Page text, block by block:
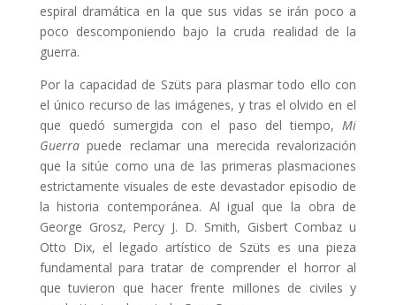
espiral dramática en la que sus vidas se irán poco a
poco descomponiendo bajo la cruda realidad de la
guerra.
Por la capacidad de Szüts para plasmar todo ello con
el único recurso de las imágenes, y tras el olvido en el
que quedó sumergida con el paso del tiempo, Mi
Guerrapuede reclamar una merecida revalorización
que la sitúe como una de las primeras plasmaciones
estrictamente visuales de este devastador episodio de
la historia contemporánea. Al igual que la obra de
George Grosz, Percy J. D. Smith, Gisbert Combaz u
Otto Dix, el legado artístico de Szüts es una pieza
fundamental para tratar de comprender el horror al
que tuvieron que hacer frente millones de civiles y